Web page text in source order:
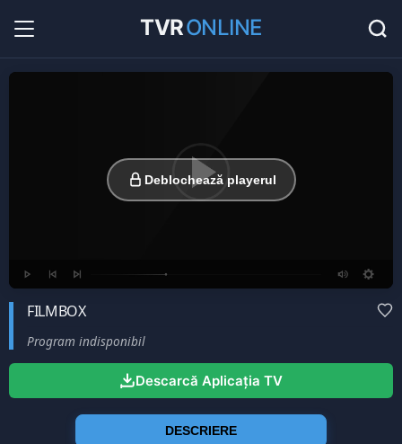
TVRONLINE 36
Deblochează playerul
FILMBOX
Program indisponibil
Descarcă Aplicația TV
DESCRIERE